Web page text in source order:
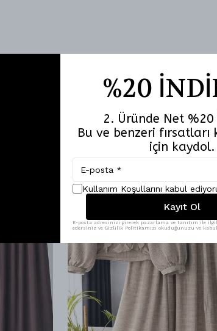
Benzer Ürünler
%20
2. Üründe Net
Bu ve benzeri fırsatları
için kaydol.
Kullanım Koşullarını kabul
Kayıt Ol
E-posta adresinizi girerek pazarlama ve tanıtım ile
edersiniz ve Gizlilik Politikamızı okuduğunuzu ve